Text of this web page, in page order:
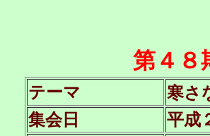
第４８
テーマ 寒さ
集会日
平成